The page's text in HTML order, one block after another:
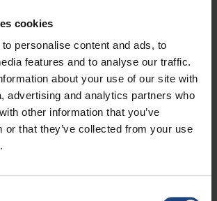
cookies
personalise content and ads, to
features and to analyse our traffic.
about your use of our site with
advertising and analytics partners who
other information that you’ve
or that they’ve collected from your use